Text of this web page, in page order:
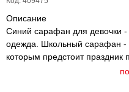
Описание
Синий сарафан для девочки
одежда. Школьный сарафан -
которым предстоит праздник
любое другое событие в